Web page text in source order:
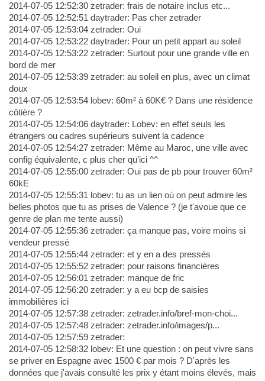
2014-07-05 12:52:30 zetrader: frais de notaire inclus etc...
2014-07-05 12:52:51 daytrader: Pas cher zetrader
2014-07-05 12:53:04 zetrader: Oui
2014-07-05 12:53:22 daytrader: Pour un petit appart au soleil
2014-07-05 12:53:22 zetrader: Surtout pour une grande ville en
bord de mer
2014-07-05 12:53:39 zetrader: au soleil en plus, avec un climat
doux
2014-07-05 12:53:54 lobev: 60m² à 60K€ ? Dans une résidence
côtière ?
2014-07-05 12:54:06 daytrader: Lobev: en effet seuls les
étrangers ou cadres supérieurs suivent la cadence
2014-07-05 12:54:27 zetrader: Même au Maroc, une ville avec
config équivalente, c plus cher qu'ici ^^
2014-07-05 12:55:00 zetrader: Oui pas de pb pour trouver 60m²
60kE
2014-07-05 12:55:31 lobev: tu as un lien où on peut admire les
belles photos que tu as prises de Valence ? (je t'avoue que ce
genre de plan me tente aussi)
2014-07-05 12:55:36 zetrader: ça manque pas, voire moins si
vendeur pressé
2014-07-05 12:55:44 zetrader: et y en a des pressés
2014-07-05 12:55:52 zetrader: pour raisons financières
2014-07-05 12:56:01 zetrader: manque de fric
2014-07-05 12:56:20 zetrader: y a eu bcp de saisies
immobilières ici
2014-07-05 12:57:38 zetrader: zetrader.info/bref-mon-choi...
2014-07-05 12:57:48 zetrader: zetrader.info/images/p...
2014-07-05 12:57:59 zetrader:
2014-07-05 12:58:32 lobev: Et une question : on peut vivre sans
se priver en Espagne avec 1500 € par mois ? D'après les
données que j'avais consulté les prix y étant moins élevés, mais